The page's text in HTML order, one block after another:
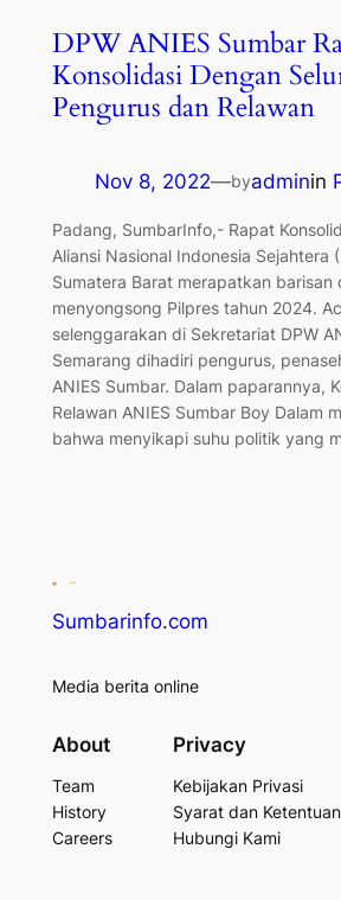
DPW ANIES Sumbar
Konsolidasi Dengan
Pengurus dan Relawan
Nov 8, 2022—byadminin
Padang, SumbarInfo,- Rapat
Aliansi Nasional Indonesia Sejahtera
Sumatera Barat merapatkan barisan
menyongsong Pilpres tahun 2024.
selenggarakan di Sekretariat DPW
Semarang dihadiri pengurus,
ANIES Sumbar. Dalam paparannya,
Relawan ANIES Sumbar Boy Dalam
bahwa menyikapi suhu politik yang
Sumbarinfo.com
Media berita online
About
Team
History
Careers
Privacy
Kebijakan Privasi
Syarat dan Ketentuan
Hubungi Kami